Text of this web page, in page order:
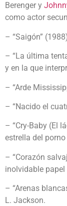
Berenger y
como actor
– “Saigón”
– “La última
y en la que
– “Arde
– “Nacido el
– “Cry-Baby (El
estrella del
– “Corazón
inolvidable papel
– “Arenas
L. Jackson.